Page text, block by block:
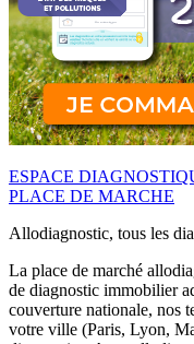
ESPACE
PLACE DE MARCHE
Allodiagnostic, tous les
La place de marché
de diagnostic immobilier
couverture nationale, nos
votre ville (Paris, Lyon,